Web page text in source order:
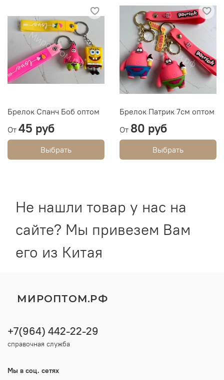
Брелок Спанч Боб оптом
От 45 руб
Выбрать
Брелок Патрик 7см оптом
От 80 руб
Выбрать
Не нашли товар у нас на
сайте? Мы привезем Вам
его из Китая
МИРОПТОМ.РФ
+7(964) 442-22-29
справочная служба
Мы в соц. сетях